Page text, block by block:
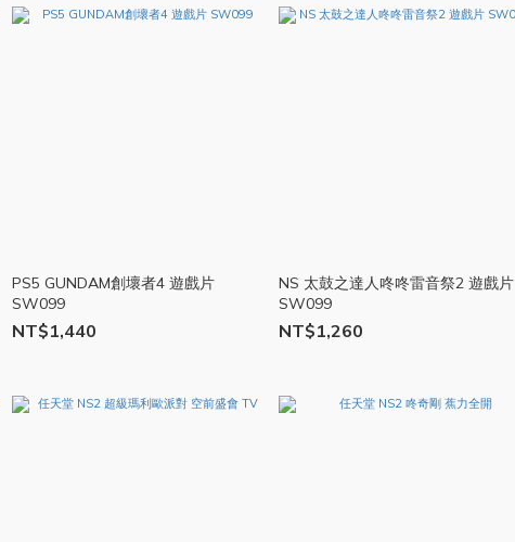
PS5 GUNDAM創壞者4 遊戲片
SW099
NT$1,440
NS 太鼓之達人咚咚雷音祭2 遊戲片
SW099
NT$1,260